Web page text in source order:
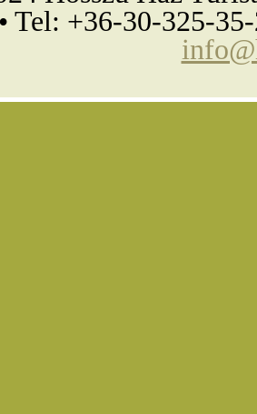
Tel: +36-30-325-